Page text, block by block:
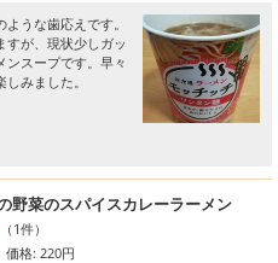
うな歯応えです。
すが、現状少しガッ
ンスープです。早々
みました。
野菜のスパイスカレーラーメン
（1件）
格: 220円